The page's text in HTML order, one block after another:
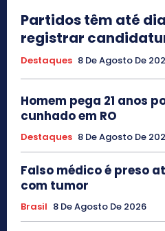
Partidos têm até
registrar
Destaques 8 De Agosto De
Homem pega 21 anos
cunhado em RO
Destaques 8 De Agosto De
Falso médico é preso
com tumor
Brasil 8 De Agosto De 2026